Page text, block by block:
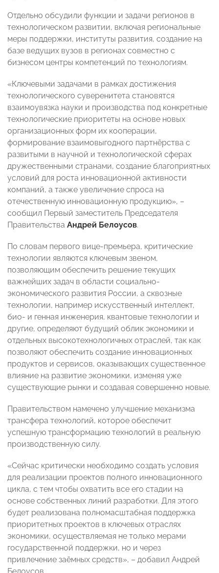
Отдельно обсудили функции и задачи регионов в
технологическом развитии, включая региональные
меры поддержки, институты развития, создание на
базе ведущих вузов в регионах совместно с
бизнесом центры компетенций по технологиям.
«Ключевыми задачами в рамках достижения
технологического суверенитета становятся
взаимоувязка науки и производства под конкретные
технологические приоритеты на основе новых
организационных форм их кооперации,
формирование взаимовыгодного партнёрства с
развитыми в научной и технологической сферах
дружественными странами, создание благоприятных
условий для роста инновационной активности
компаний, а также увеличение спроса на
отечественную инновационную продукцию», –
сообщил Первый заместитель Председателя
Правительства Андрей Белоусов.
По словам первого вице-премьера, критические
технологии являются ключевым звеном,
позволяющим обеспечить решение текущих
важнейших задач в области социально-
экономического развития России, а сквозные
технологии, например искусственный интеллект,
био- и генная инженерия, квантовые технологии и
другие, определяют будущий облик экономики и
отдельных высокотехнологичных отраслей, так как
позволяют обеспечить создание инновационных
продуктов и сервисов, оказывающих существенное
влияние на развитие экономики, изменяя уже
существующие рынки и создавая совершенно новые.
Правительством намечено улучшение механизма
трансфера технологий, которое обеспечит
успешную трансформацию технологий в реальную
производственную силу.
«Сейчас критически необходимо создать условия
для реализации проектов полного инновационного
цикла, с тем чтобы охватить все его стадии на
основе собственных линий разработки. Для этого
будет реализована полномасштабная поддержка
приоритетных проектов в ключевых отраслях
экономики, осуществляемая не только мерами
государственной поддержки, но и через
привлечение заёмных средств», – добавил Андрей